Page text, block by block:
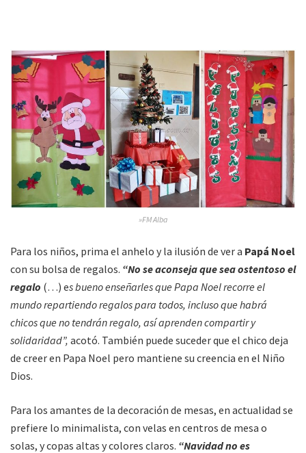
»FM Alba
Para los niños, prima el anhelo y la ilusión de ver a Papá Noel
con su bolsa de regalos. “No se aconseja que sea ostentoso el
regalo (…) es bueno enseñarles que Papa Noel recorre el
mundo repartiendo regalos para todos, incluso que habrá
chicos que no tendrán regalo, así aprenden compartir y
solidaridad”, acotó. También puede suceder que el chico deja
de creer en Papa Noel pero mantiene su creencia en el Niño
Dios.
Para los amantes de la decoración de mesas, en actualidad se
prefiere lo minimalista, con velas en centros de mesa o
solas, y copas altas y colores claros. “Navidad no es